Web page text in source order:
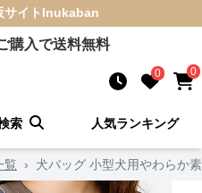
サイト Inukaban
購入で送料無料
0 0
索 人気ランキング
覧 › 犬バッグ 小型犬用やわらか